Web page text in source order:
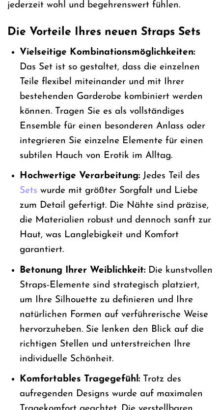
jederzeit wohl und begehrenswert fühlen.
Die Vorteile Ihres neuen Straps Sets
Vielseitige Kombinationsmöglichkeiten:
Das Set ist so gestaltet, dass die einzelnen
Teile flexibel miteinander und mit Ihrer
bestehenden Garderobe kombiniert werden
können. Tragen Sie es als vollständiges
Ensemble für einen besonderen Anlass oder
integrieren Sie einzelne Elemente für einen
subtilen Hauch von Erotik im Alltag.
Hochwertige Verarbeitung:Jedes Teil des
Sets wurde mit größter Sorgfalt und Liebe
zum Detail gefertigt. Die Nähte sind präzise,
die Materialien robust und dennoch sanft zur
Haut, was Langlebigkeit und Komfort
garantiert.
Betonung Ihrer Weiblichkeit:Die kunstvollen
Straps-Elemente sind strategisch platziert,
um Ihre Silhouette zu definieren und Ihre
natürlichen Formen auf verführerische Weise
hervorzuheben. Sie lenken den Blick auf die
richtigen Stellen und unterstreichen Ihre
individuelle Schönheit.
Komfortables Tragegefühl:Trotz des
aufregenden Designs wurde auf maximalen